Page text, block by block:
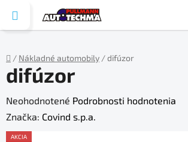
obsah
Domov
/ Nákladné automobily /difúzor
difúzor
Priemerné
hodnotenie
produktu
Neohodnotené Podrobnosti hodnotenia
Značka: Covind s.p.a.
AKCIA